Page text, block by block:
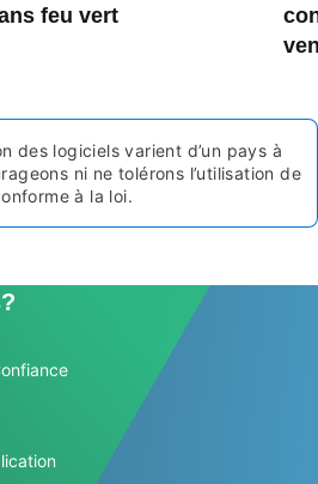
feu vert
des logiciels varient d’un pays à
ni ne tolérons l’utilisation de
à la loi.